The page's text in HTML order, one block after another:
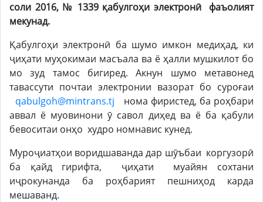
соли 2016, № 1339 қабулгоҳи электронӣ фаъолият
мекунад.
Қабулгоҳи электронӣ ба шумо имкон медиҳад, ки
ҷиҳати муҳокимаи масъала ва ё ҳалли мушкилот бо
мо зуд тамос бигиред. Акнун шумо метавонед
тавассути почтаи электронии вазорат бо суроғаи
qabulgoh@mintrans.tj нома фиристед, ба роҳбари
аввал ё муовинони ӯ савол диҳед ва ё ба қабули
бевоситаи онҳо худро номнавис кунед.
Муроҷиатҳои воридшаванда дар шӯъбаи коргузорӣ
ба қайд гирифта, ҷиҳати муайян сохтани
иҷрокунанда ба роҳбарият пешниҳод карда
мешаванд.